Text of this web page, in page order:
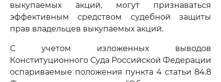
выкупаемых акций, могут признаваться
эффективным средством судебной защиты
прав владельцев выкупаемых акций.
С учетом изложенных выводов
Конституционного Суда Российской Федерации
оспариваемые положения пункта 4 статьи 84.8